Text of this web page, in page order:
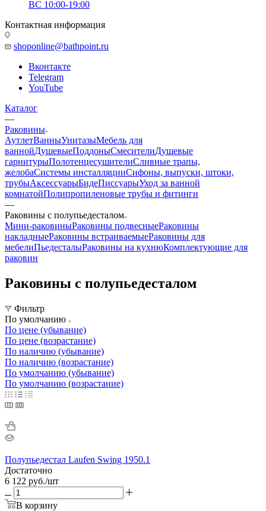
ВС 10:00-19:00
Контактная информация
shoponline@bathpoint.ru
Вконтакте
Telegram
YouTube
Каталог
—
Раковины
АутлетВанныУнитазыМебель для
ваннойДушевыеПоддоныСмесителиДушевые
гарнитурыПолотенцесушителиСливные трапы,
желобаСистемы инсталляцииСифоны, выпуски, штоки,
трубыАксессуарыБидеПиссуарыУход за ванной
комнатойПолипропиленовые трубы и фитинги
—
Раковины с полупьедесталом
Мини-раковиныРаковины подвесныеРаковины
накладныеРаковины встраиваемыеРаковины для
мебелиПьедесталыРаковины на кухнюКомплектующие для
раковин
Раковины с полупьедесталом
Фильтр
По умолчанию
По цене (убывание)
По цене (возрастание)
По наличию (убывание)
По наличию (возрастание)
По умолчанию (убывание)
По умолчанию (возрастание)
Полупьедестал Laufen Swing 1950.1
Достаточно
6 122 руб./шт
В корзину